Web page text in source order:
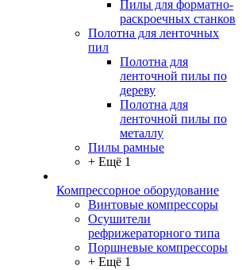
Пилы для форматно-
раскроечных станков
Полотна для ленточных
пил
Полотна для
ленточной пилы по
дереву
Полотна для
ленточной пилы по
металлу
Пилы рамные
+ Ещё 1
Компрессорное оборудование
Винтовые компрессоры
Осушители
рефрижераторного типа
Поршневые компрессоры
+ Ещё 1